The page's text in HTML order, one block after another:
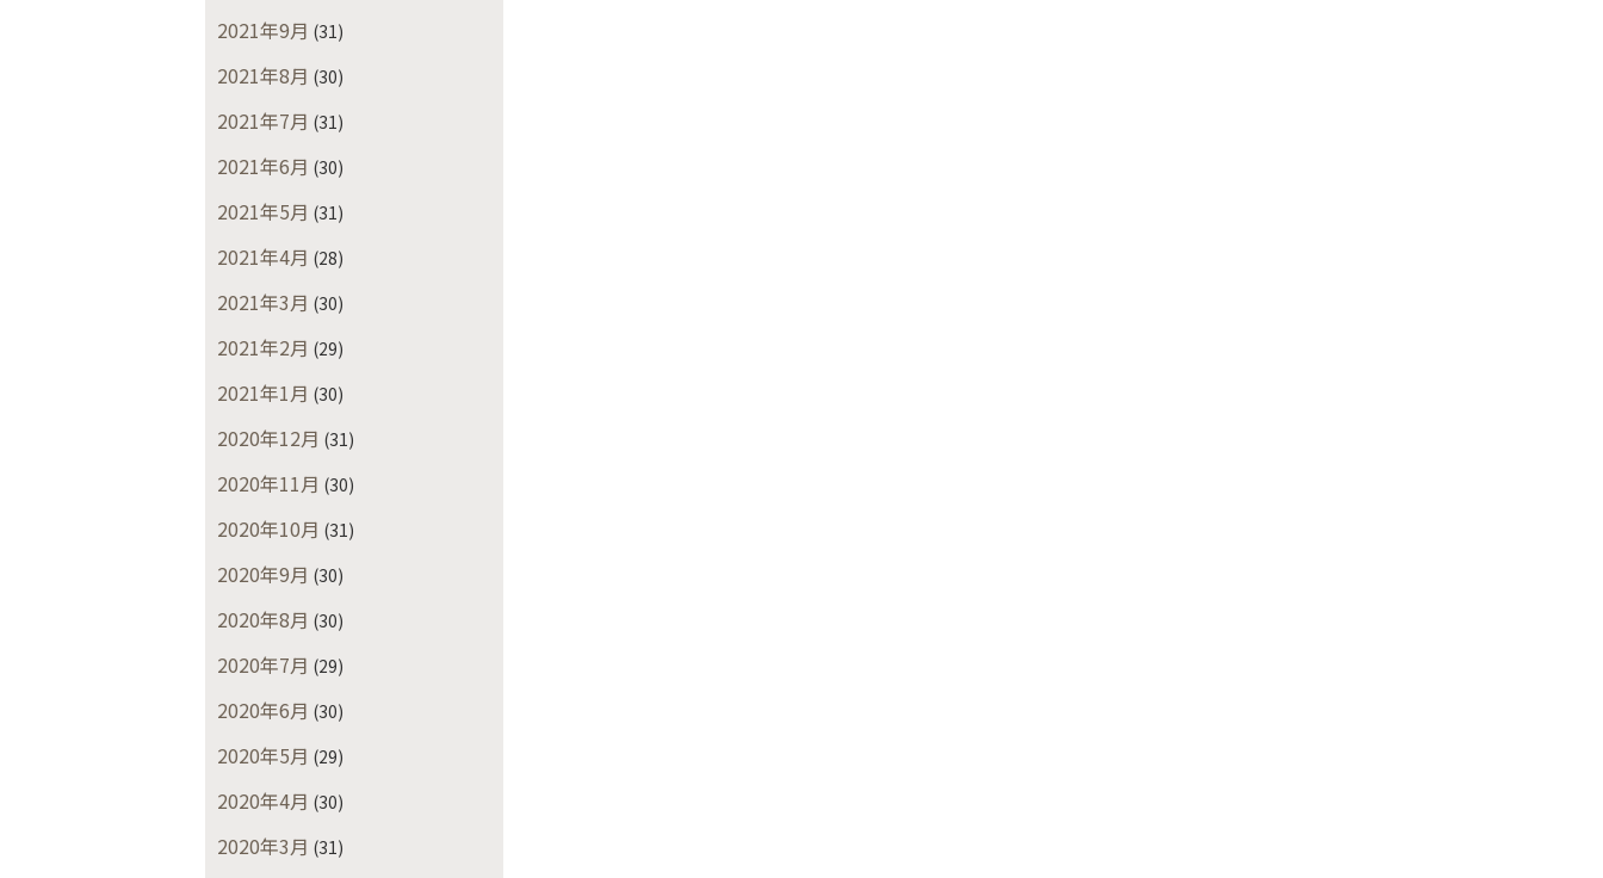
2021年9月 (31)
2021年8月 (30)
2021年7月 (31)
2021年6月 (30)
2021年5月 (31)
2021年4月 (28)
2021年3月 (30)
2021年2月 (29)
2021年1月 (30)
2020年12月 (31)
2020年11月 (30)
2020年10月 (31)
2020年9月 (30)
2020年8月 (30)
2020年7月 (29)
2020年6月 (30)
2020年5月 (29)
2020年4月 (30)
2020年3月 (31)